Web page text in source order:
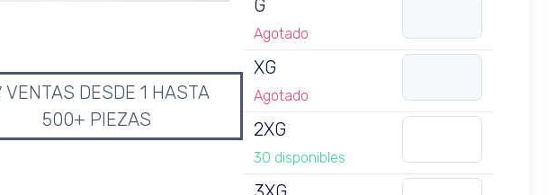
VENTAS DESDE 1 HASTA
500+ PIEZAS
G
Agotado
XG
Agotado
2XG
30 disponibles